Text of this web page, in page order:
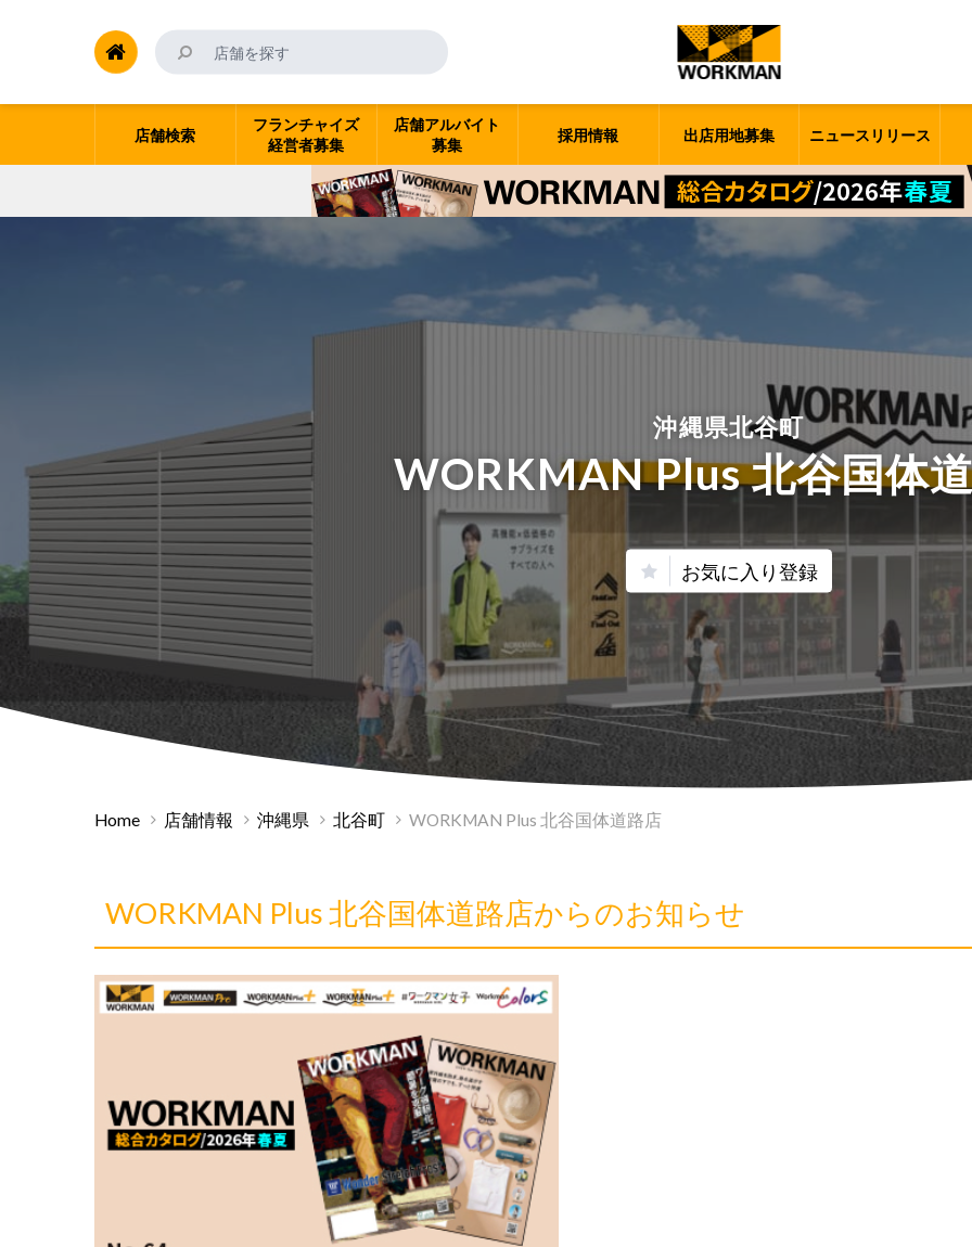
フランチャイズ
経営者募集
店舗検索
店舗アルバイト
募集
採用情報 出店用地募集 ニュースリリース
沖縄県北谷町
WORKMAN Plus 北谷国体
お気に入り登録
Home 店舗情報 沖縄県 北谷町 WORKMAN Plus 北谷国体道路店
WORKMAN Plus 北谷国体道路店からのお知らせ